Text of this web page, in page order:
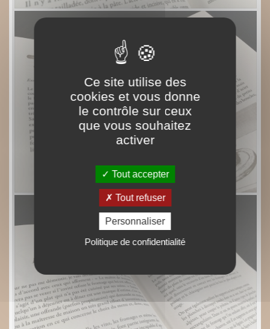
Ce site utilise des
cookies et vous donne
le contrôle sur ceux
que vous souhaitez
activer
Tout accepter
Tout refuser
Personnaliser
Politique de confidentialité